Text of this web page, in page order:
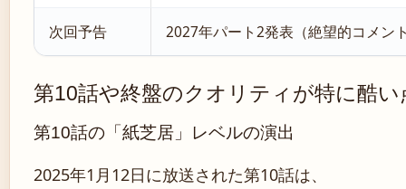
次回予告 2027年パート2発表（絶望的コメン
第10話や終盤のクオリティが特に酷い
第10話の「紙芝居」レベルの演出
2025年1月12日に放送された第10話は、